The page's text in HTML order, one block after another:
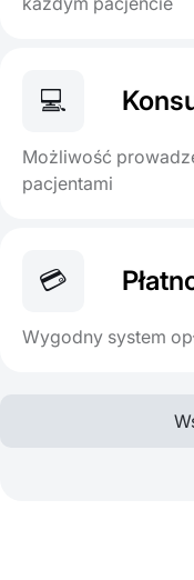
💻
Możliwość
pacjentami
💳
Wygodny system